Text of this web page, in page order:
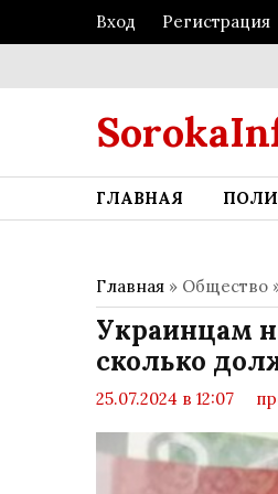
Вход Регистрация
ГЛАВНАЯ
Главная » Общество
Украинцам
сколько
25.07.2024 в 12:07